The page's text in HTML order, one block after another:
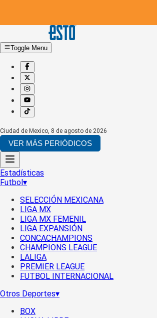
Toggle Menu
Ciudad de Mexico, 8 de agosto de 2026
VER MÁS PERIÓDICOS
Estadísticas
Futbol▾
SELECCIÓN MEXICANA
LIGA MX
LIGA MX FEMENIL
LIGA EXPANSIÓN
CONCACHAMPIONS
CHAMPIONS LEAGUE
LALIGA
PREMIER LEAGUE
FUTBOL INTERNACIONAL
Otros Deportes▾
BOX